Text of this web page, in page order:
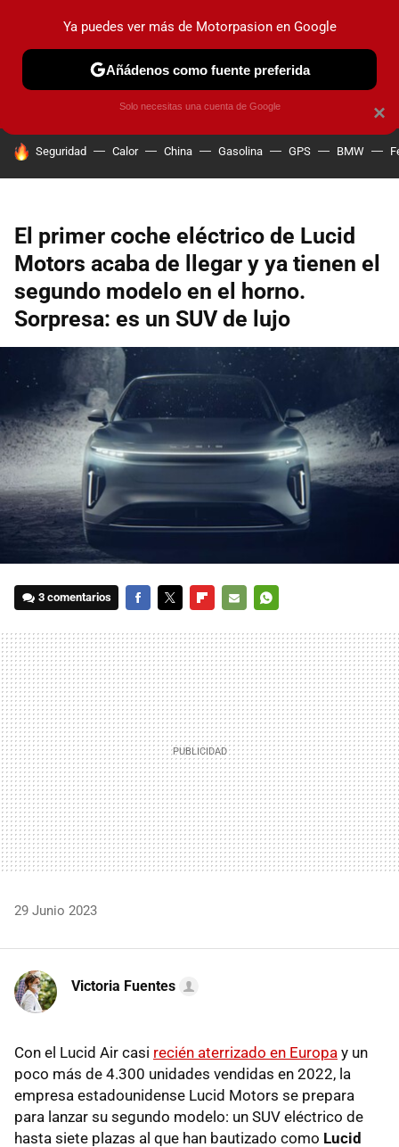
PRUEBAS COCHES ELÉCTRICOS OBSERVATORIO
HOY SE HABLA DE
Seguridad Calor China Gasolina GPS BMW
El primer coche eléctrico de Lucid
Motors acaba de llegar y ya tienen el
segundo modelo en el horno.
Sorpresa: es un SUV de lujo
3 comentarios
MAIL
29 Junio 2023
Victoria Fuentes
Con el Lucid Air casi recién aterrizado en Europa y un
poco más de 4.300 unidades vendidas en 2022, la
empresa estadounidense Lucid Motors se prepara
para lanzar su segundo modelo: un SUV eléctrico de
hasta siete plazas al que han bautizado como Lucid
×
Ya puedes ver más de Motorpasion en Google
Añádenos como fuente preferida
Solo necesitas una cuenta de Google